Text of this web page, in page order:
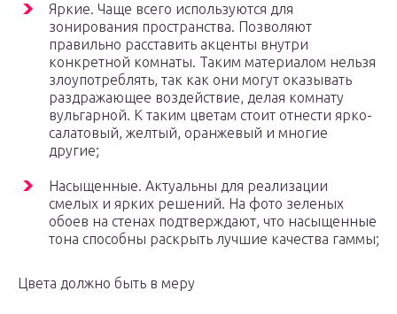
Яркие. Чаще всего используются для
зонирования пространства. Позволяют
правильно расставить акценты внутри
конкретной комнаты. Таким материалом нельзя
злоупотреблять, так как они могут оказывать
раздражающее воздействие, делая комнату
вульгарной. К таким цветам стоит отнести ярко-
салатовый, желтый, оранжевый и многие
другие;
Насыщенные. Актуальны для реализации
смелых и ярких решений. На фото зеленых
обоев на стенах подтверждают, что насыщенные
тона способны раскрыть лучшие качества гаммы;
Цвета должно быть в меру